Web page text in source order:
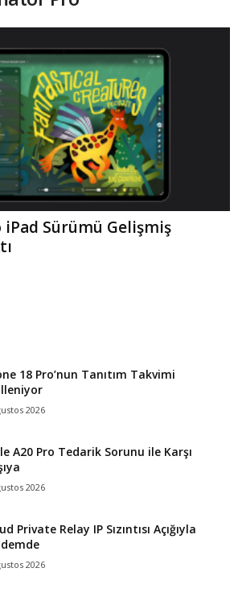
Sürümü Gelişmiş
18 Pro’nun Tanıtım Takvimi
2026
A20 Pro Tedarik Sorunu ile Karşı
2026
Private Relay IP Sızıntısı Açığıyla
2026